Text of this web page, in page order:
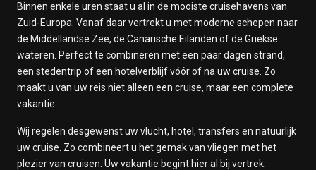
Binnen enkele uren staat u al in de mooiste cruisehavens van
Zuid-Europa. Vanaf daar vertrekt u met moderne schepen naar
de Middellandse Zee, de Canarische Eilanden of de Griekse
wateren. Perfect te combineren met een paar dagen strand,
een stedentrip of een hotelverblijf vóór of na uw cruise. Zo
maakt u van uw reis niet alleen een cruise, maar een complete
vakantie.
Wij regelen desgewenst uw vlucht, hotel, transfers en natuurlijk
uw cruise. Zo combineert u het gemak van vliegen met het
plezier van cruisen. Uw vakantie begint hier al bij vertrek.